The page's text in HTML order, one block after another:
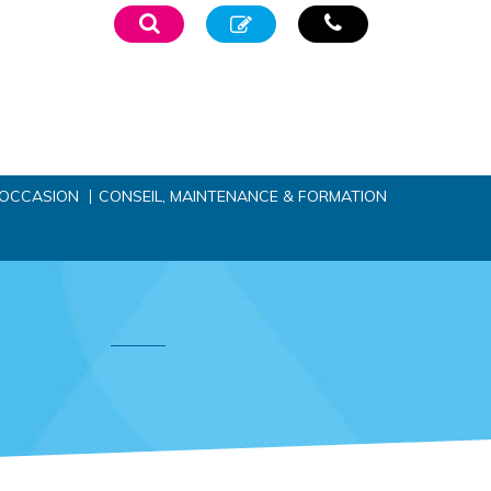
CONSEIL, MAINTENANCE & FORMATION